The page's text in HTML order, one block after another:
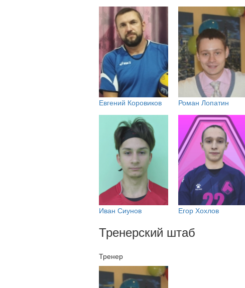
Евгений Коровиков Роман Лопатин
Иван Сиунов Егор Хохлов
Тренерский штаб
Тренер